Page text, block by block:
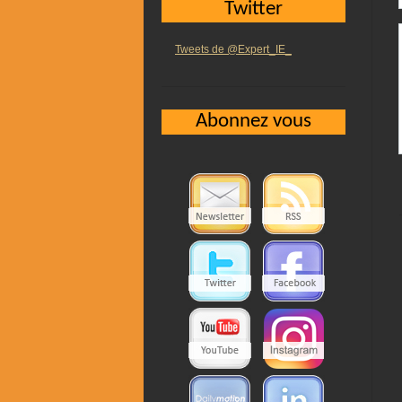
Twitter
Tweets de @Expert_IE_
Abonnez vous